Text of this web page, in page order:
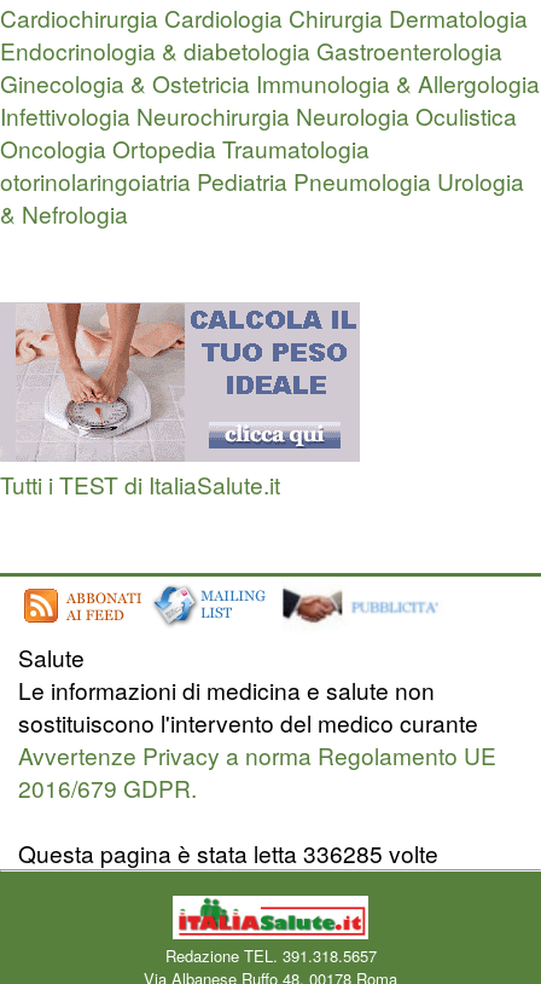
Cardiochirurgia Cardiologia Chirurgia Dermatologia
Endocrinologia & diabetologia Gastroenterologia
Ginecologia & Ostetricia Immunologia & Allergologia
Infettivologia Neurochirurgia NeurologiaOculistica
OncologiaOrtopedia Traumatologia
otorinolaringoiatria Pediatria Pneumologia Urologia
& Nefrologia
Tutti i TEST di ItaliaSalute.it
Salute
Le informazioni di medicina e salute non
sostituiscono l'intervento del medico curante
Avvertenze Privacy a norma Regolamento UE
2016/679 GDPR.
Questa pagina è stata letta 336285 volte
Redazione TEL. 391.318.5657
Via Albanese Ruffo 48, 00178 Roma